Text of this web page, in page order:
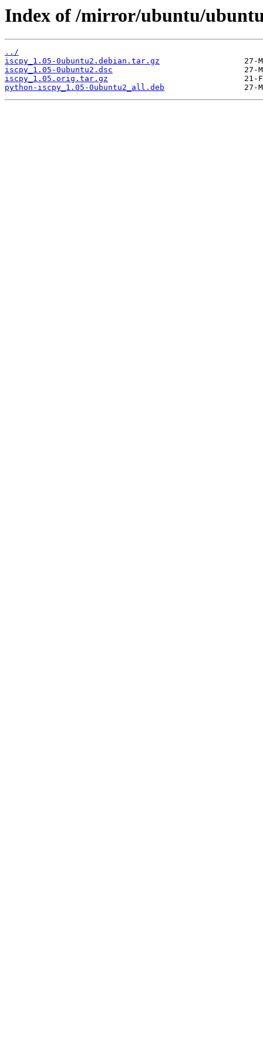
Index of /mirror/ubuntu/
../
iscpy_1.05-0ubuntu2.debian.tar.gz
iscpy_1.05-0ubuntu2.dsc
iscpy_1.05.orig.tar.gz
python-iscpy_1.05-0ubuntu2_all.deb